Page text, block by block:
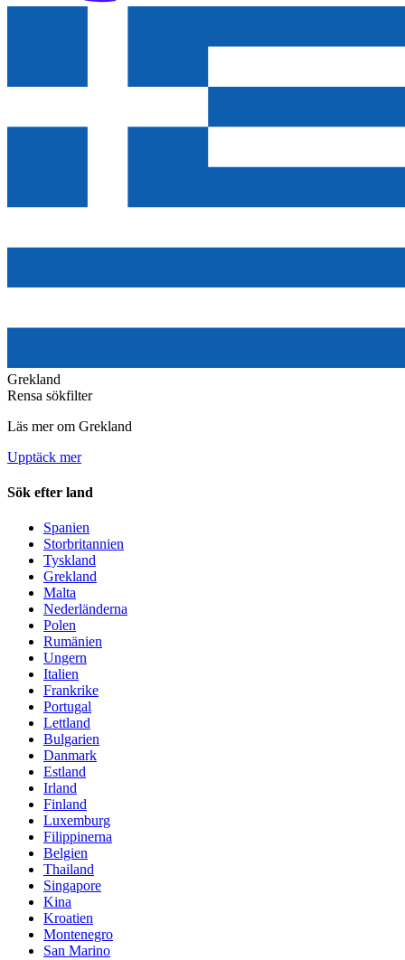
Grekland
Rensa sökfilter
Läs mer om Grekland
Upptäck mer
Sök efter land
Spanien
Storbritannien
Tyskland
Grekland
Malta
Nederländerna
Polen
Rumänien
Ungern
Italien
Frankrike
Portugal
Lettland
Bulgarien
Danmark
Estland
Irland
Finland
Luxemburg
Filippinerna
Belgien
Thailand
Singapore
Kina
Kroatien
Montenegro
San Marino